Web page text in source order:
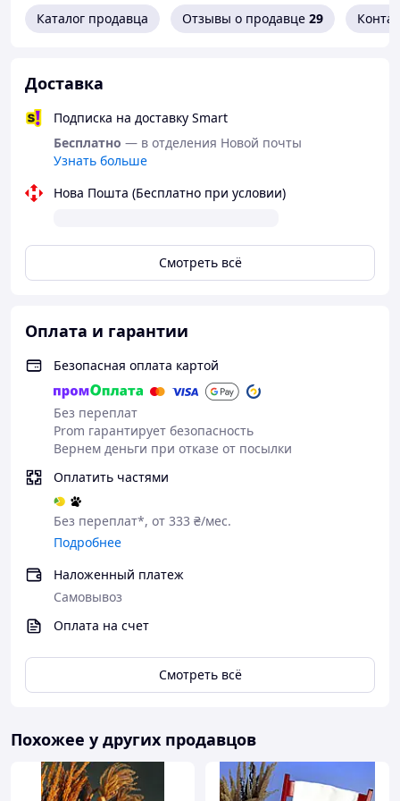
Переглянути весь асортимент рушничків можна
Телефонуйте +38 (067) 967 22 08
Зробіть
замовленн
Очікуйте
дзвінка
Ваше
я
Чому варто купувати Товар в
нашому інтернет-магазині?
Індивідуальний дизайн
Великий асортимент товару, що
постійно оновлюється
Каталог продавца Отзывы о продавце 29
Доставка
Подписка на доставку Smart
Бесплатно — в отделения Новой почты
Узнать больше
Нова Пошта (Бесплатно при условии)
Смотреть всё
Оплата и гарантии
Безопасная оплата картой
Без переплат
Prom гарантирует безопасность
Вернем деньги при отказе от посылки
Оплатить частями
Без переплат*, от 333 ₴/мес.
Подробнее
Наложенный платеж
Самовывоз
Оплата на счет
Смотреть всё
Похожее у других продавцов